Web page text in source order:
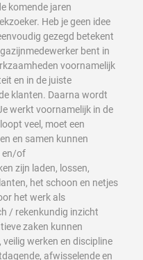
komende jaren
Heb je geen idee
gezegd betekent
bent in
voornamelijk
en in de juiste
klanten. Daarna wordt
werkt voornamelijk in de
veel, moet een
en samen kunnen
en/of
zijn laden, lossen,
het schoon en netjes
het werk als
/ rekenkundig inzicht
zaken kunnen
werken en discipline
afwisselende en